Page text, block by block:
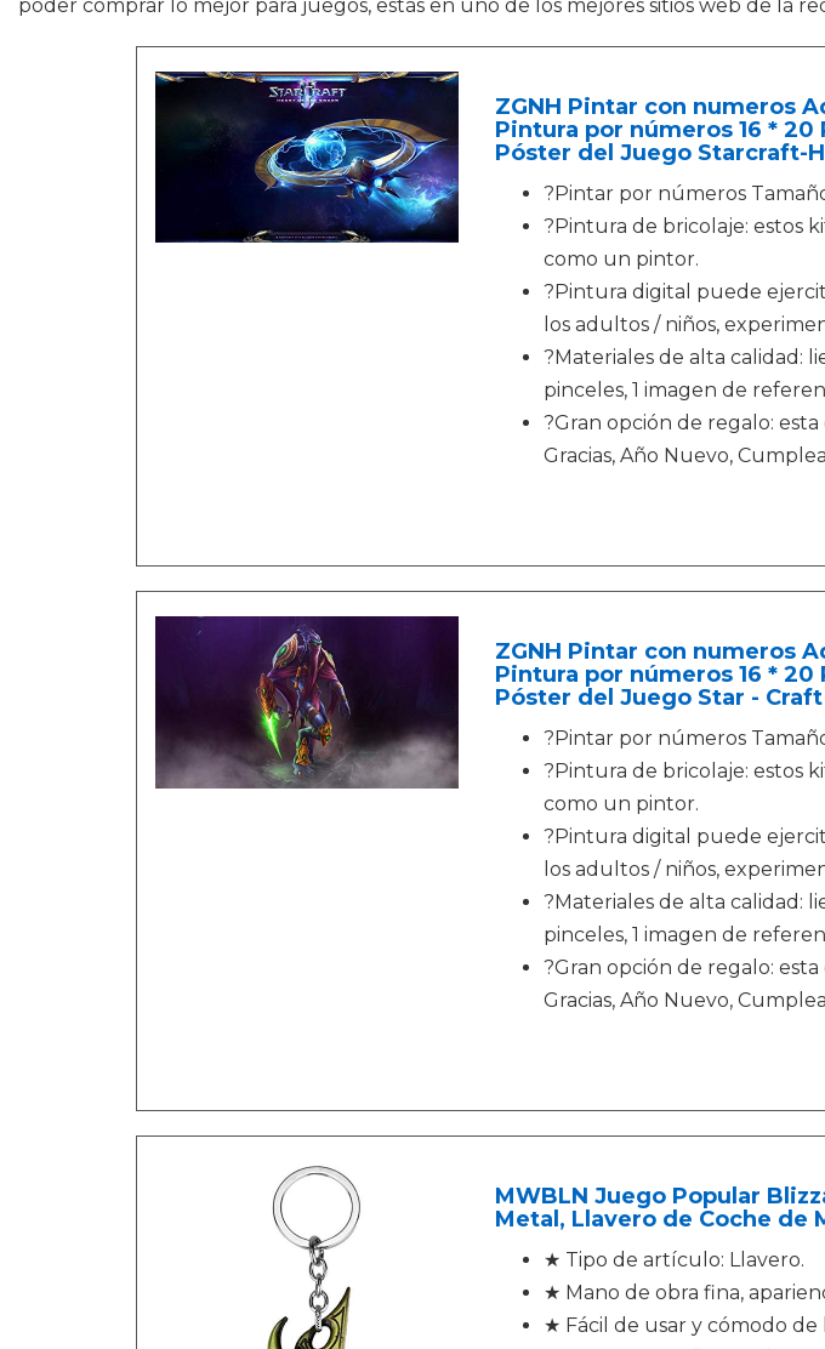
poder comprar lo mejor para juegos, estás en uno de los mejores sitios web de la
ZGNH Pintar con numeros
Pintura por números 16 * 20
Póster del Juego Starcraft-
?Pintar por números
?Pintura de bricolaje: estos
como un pintor.
?Pintura digital puede
los adultos / niños,
?Materiales de alta calidad:
pinceles, 1 imagen de
?Gran opción de regalo:
Gracias, Año Nuevo,
ZGNH Pintar con numeros
Pintura por números 16 * 20
Póster del Juego Star - Craft
?Pintar por números
?Pintura de bricolaje: estos
como un pintor.
?Pintura digital puede
los adultos / niños,
?Materiales de alta calidad:
pinceles, 1 imagen de
?Gran opción de regalo:
Gracias, Año Nuevo,
MWBLN Juego Popular
Metal, Llavero de Coche de
★ Tipo de artículo: Llavero.
★ Mano de obra fina,
★ Fácil de usar y cómodo de